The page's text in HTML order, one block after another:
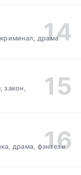
драма
закон,
драма, фэнтези